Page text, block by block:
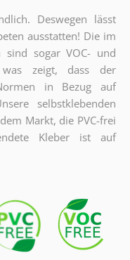
Deswegen lässt
ausstatten! Die im
sind sogar VOC- und
was zeigt, dass der
in Bezug auf
selbstklebenden
Markt, die PVC-frei
Kleber ist auf